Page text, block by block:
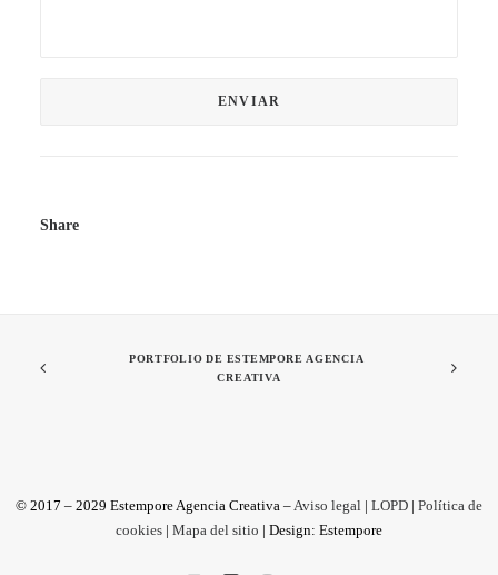
Share
PORTFOLIO DE ESTEMPORE AGENCIA
CREATIVA
© 2017 – 2029 Estempore Agencia Creativa –Aviso legal | LOPD | Política de
cookies | Mapa del sitio | Design: Estempore